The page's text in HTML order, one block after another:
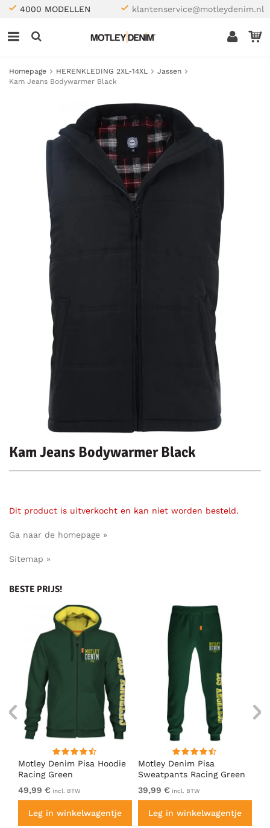
4000 MODELLEN klantenservice@motleydenim.nl
Homepage HERENKLEDING 2XL-14XL
Jassen
Kam Jeans Bodywarmer Black
Kam Jeans Bodywarmer Black
Dit product is uitverkocht en kan niet worden besteld.
Ga naar de homepage »
Sitemap »
BESTE PRIJS!
Motley Denim Pisa Hoodie
Racing Green
49,99 € incl. BTW
Leg in winkelwagentje
Motley Denim Pisa
Sweatpants Racing Green
39,99 € incl. BTW
Leg in winkelwagentje